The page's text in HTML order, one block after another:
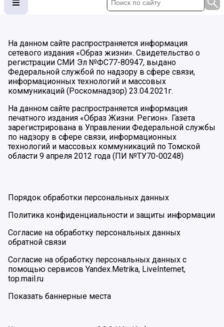
На данном сайте распространяется информация
сетевого издания «Образ жизни». Свидетельство о
регистрации СМИ Эл №ФС77-80947, выдано
Федеральной службой по надзору в сфере связи,
информационных технологий и массовых
коммуникаций (Роскомнадзор) 23.04.2021г.
На данном сайте распространяется информация
печатного издания «Образ Жизни. Регион». Газета
зарегистрирована в Управлении Федеральной службы
по надзору в сфере связи, информационных
технологий и массовых коммуникаций по Томской
области 9 апреля 2012 года (ПИ №ТУ70-00248)
Порядок обработки персональных данных
Политика конфиденциальности и защиты информации
Согласие на обработку персональных данных
обратной связи
Согласие на обработку персональных данных с
помощью сервисов Yandex.Metrika, LiveInternet,
top.mail.ru
Показать баннерные места